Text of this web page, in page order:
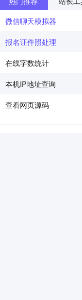
微信聊天模拟器
报名证件照处理
在线字数统计
本机IP地址查询
查看网页源码